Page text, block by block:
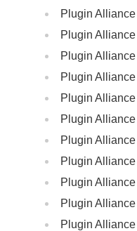
衡器
Plugin
Plugin
Plugin
Plugin
果器
Plugin
修音
Plugin
Plugin
响镶边效果器
Plugin
果器
Plugin
果器
Plugin
果器
Plugin